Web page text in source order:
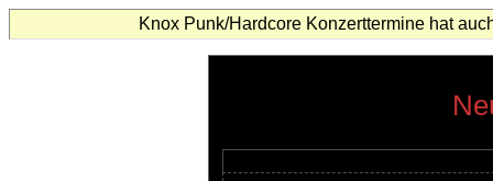
Knox Punk/Hardcore Konzerttermine hat